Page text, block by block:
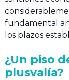
fundamental
los plazos
¿Un piso
plusvalía?